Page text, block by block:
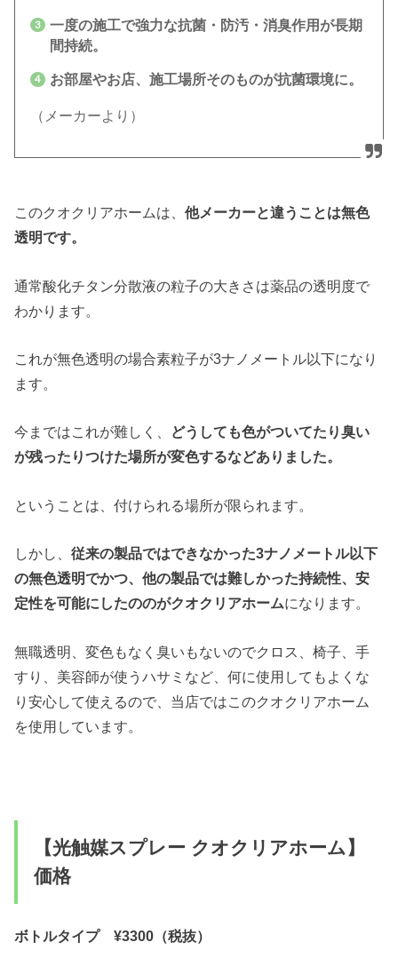
一度の施工で強力な抗菌・防汚・消臭作用が長期
間持続。
お部屋やお店、施工場所そのものが抗菌環境に。
（メーカーより）
このクオクリアホームは、他メーカーと違うことは無色
透明です。
通常酸化チタン分散液の粒子の大きさは薬品の透明度で
わかります。
これが無色透明の場合素粒子が3ナノメートル以下になり
ます。
今まではこれが難しく、 どうしても色がついてたり臭い
が残ったりつけた場所が変色するなどありました。
ということは、付けられる場所が限られます。
しかし、従来の製品ではできなかった3ナノメートル以下
の無色透明でかつ、他の製品では難しかった持続性、安
定性を可能にしたののがクオクリアホームになります。
無職透明、変色もなく臭いもないのでクロス、椅子、手
すり、美容師が使うハサミなど、何に使用してもよくな
り安心して使えるので、当店ではこのクオクリアホーム
を使用しています。
【光触媒スプレー クオクリアホーム】
価格
ボトルタイプ¥3300 （税抜）